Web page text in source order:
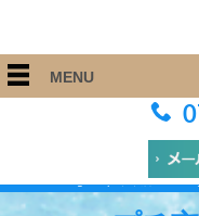
MENU
ARK Diving Shop 串本店 >